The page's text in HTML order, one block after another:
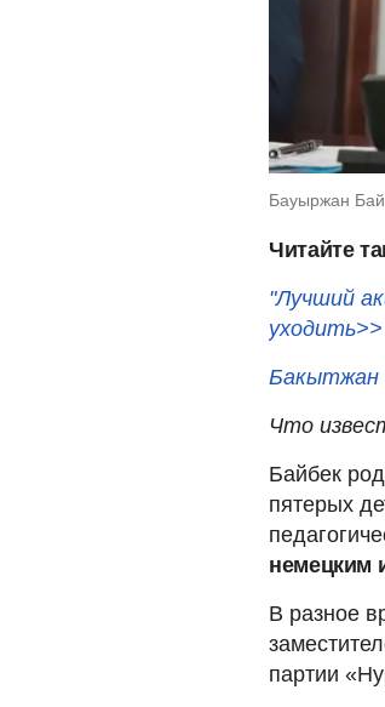
Бауыржан
Читайте
"Лучший
уходить>>
Бакытжан
Что
Байбек
пятерых
немецким
В разное
партии